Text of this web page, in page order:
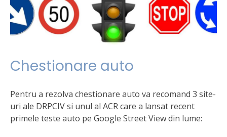
Chestionare auto
Pentru a rezolva chestionare auto va recomand 3 site-
uri ale DRPCIV si unul al ACR care a lansat recent
primele teste auto pe Google Street View din lume: